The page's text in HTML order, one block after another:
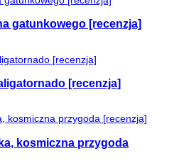
gatunkowego [recenzja]
[recenzja]
kosmiczna przygoda